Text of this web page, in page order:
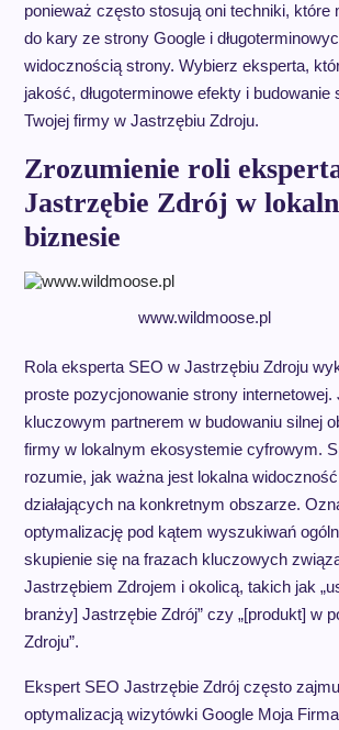
ponieważ często stosują oni techniki, które
do kary ze strony Google i
widocznością strony. Wybierz eksperta,
jakość, długoterminowe efekty i budowanie
Twojej firmy w Jastrzębiu Zdroju.
Zrozumienie roli
Jastrzębie Zdrój w
biznesie
www.wildmoose.pl
Rola eksperta SEO w Jastrzębiu Zdroju
proste pozycjonowanie strony internetowej.
kluczowym partnerem w budowaniu silnej
firmy w lokalnym ekosystemie cyfrowym.
rozumie, jak ważna jest lokalna
działających na konkretnym obszarze.
optymalizację pod kątem wyszukiwań
skupienie się na frazach kluczowych
Jastrzębiem Zdrojem i okolicą, takich jak
branży] Jastrzębie Zdrój” czy „[produkt] w
Zdroju”.
Ekspert SEO Jastrzębie Zdrój często
optymalizacją wizytówki Google Moja